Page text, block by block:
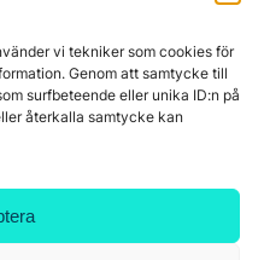
vi tekniker som cookies för
Genom att samtycke till
surfbeteende eller unika ID:n på
återkalla samtycke kan
15050,Policy för